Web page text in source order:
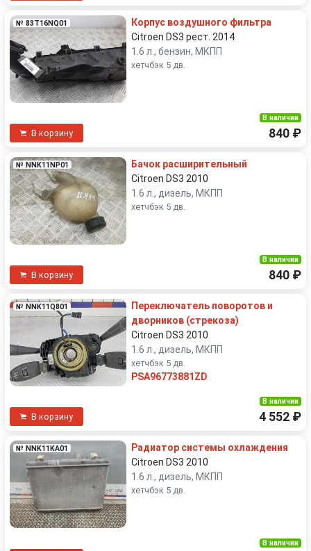
№ 83T16NQ01
Корпус воздушного фильтра
Citroen DS3 рест. 2014
1.6 л., бензин, МКПП
хетчбэк 5 дв.
В корзину
В наличии
840 ₽
№ NNK11NP01
Бачок расширительный
Citroen DS3 2010
1.6 л., дизель, МКПП
хетчбэк 5 дв.
В корзину
В наличии
840 ₽
№ NNK11Q801
Переключатель поворотов и
дворников (стрекоза)
Citroen DS3 2010
1.6 л., дизель, МКПП
хетчбэк 5 дв.
PSA96773881ZD
В корзину
В наличии
4 552 ₽
№ NNK11KA01
Радиатор системы охлаждения
Citroen DS3 2010
1.6 л., дизель, МКПП
хетчбэк 5 дв.
В наличии